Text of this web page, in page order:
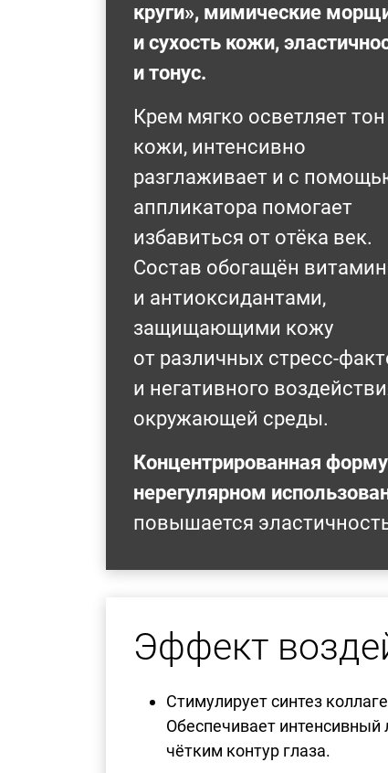
круги», мимические
и сухость кожи,
и тонус.
Крем мягко осветляет тон
кожи, интенсивно
разглаживает и с
аппликатора помогает
избавиться от отёка век.
Состав обогащён
и антиоксидантами,
защищающими кожу
от различных стресс-
и негативного
окружающей среды.
Концентрированная
нерегулярном
повышается
Эффект
Стимулирует синтез
Обеспечивает интенсивный
чётким контур глаза.